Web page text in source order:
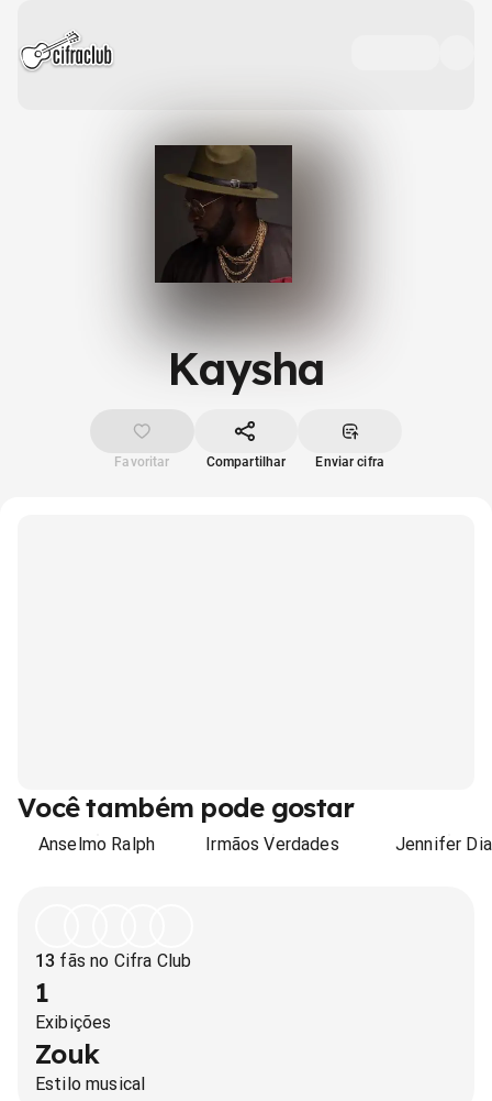
Kaysha
Favoritar Compartilhar Enviar cifra
Você também pode gostar
Anselmo Ralph Irmãos Verdades Jennifer
13 fãs no Cifra Club
1
Exibições
Zouk
Estilo musical